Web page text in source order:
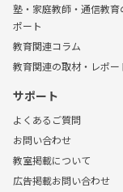
塾・家庭教師・通信教育
ポート
教育関連コラム
教育関連の取材・レポー
サポート
よくあるご質問
お問い合わせ
教室掲載について
広告掲載お問い合わせ